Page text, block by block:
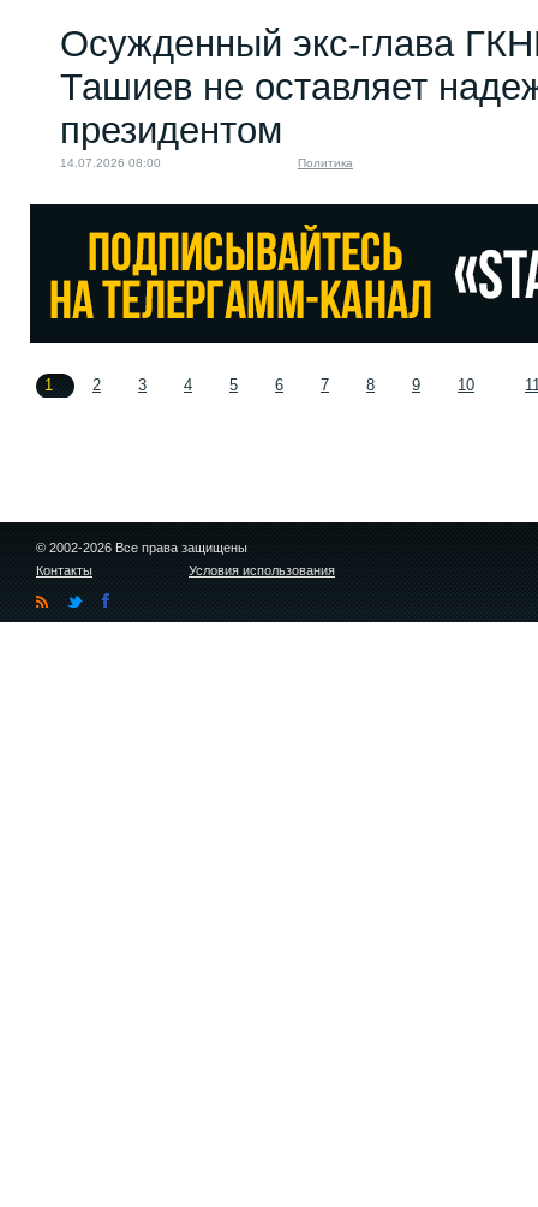
Осужденный экс-глава
Ташиев не оставляет
президентом
14.07.2026 08:00 Политика
1 2 3 4 5 6 7 8 9 10
© 2002-2026 Все права защищены
Контакты
Условия использования